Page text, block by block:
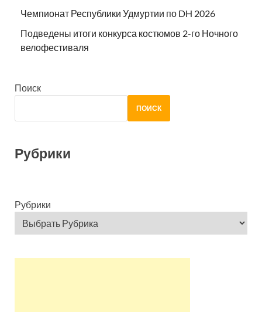
Чемпионат Республики Удмуртии по DH 2026
Подведены итоги конкурса костюмов 2-го Ночного
велофестиваля
Поиск
ПОИСК
Рубрики
Рубрики